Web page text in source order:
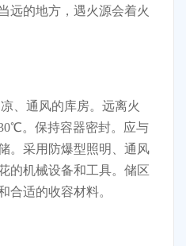
远的地方，遇火源会着火
、通风的库房。远离火
。保持容器密封。应与
。采用防爆型照明、通风
的机械设备和工具。储区
合适的收容材料。